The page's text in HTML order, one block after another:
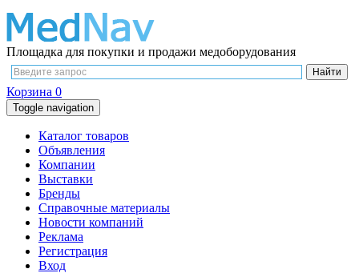
Площадка для покупки и продажи медоборудования
Корзина 0
Toggle navigation
Каталог товаров
Объявления
Компании
Выставки
Бренды
Справочные материалы
Новости компаний
Реклама
Регистрация
Вход